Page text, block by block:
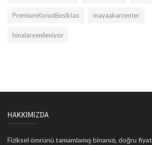
PremiumKonutBesiktas mayaakarcenter
binalaryenileniyor
HAKKIMIZDA
Fiziksel ömrünü tamamlamış binanızı, doğru